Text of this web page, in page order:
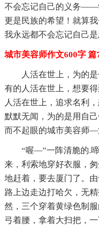
不会忘记自己的义务——
更是民族的希望！就算
我永远都不会忘记自己是
城市美容师作文600字 篇
人活在世上，为的是
有的人活在世上，想要
人活在世上，追求名利
默默无闻，为的是用自
而不起眼的城市美容师—
“喔—”一阵清脆的.啼
来，利索地穿好衣服，
地赶着，要去厦门了。
路上边走边打哈欠，无
然，三个穿着黄绿色制
弓着腰，拿着大扫把，